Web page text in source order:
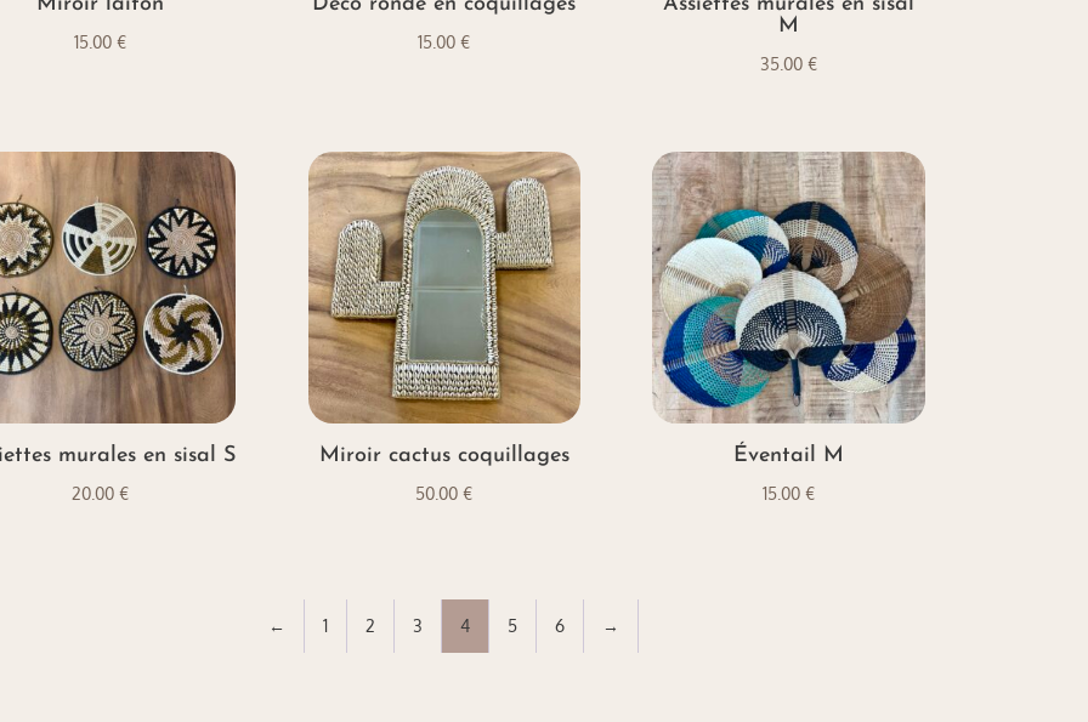
15.00 € 15.00€
M
35.00 €
murales en sisal S
20.00 €
Miroir cactus coquillages
50.00€
Éventail M
15.00 €
← 1 2 3 4 5 6 →